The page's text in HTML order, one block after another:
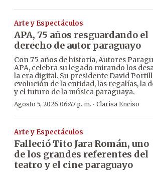
Arte y Espectáculos
APA, 75 años resguardando el
derecho de autor paraguayo
Con 75 años de historia, Autores
APA, celebra su legado mirando los
la era digital. Su presidente David
evolución de la entidad, las regalías, la
y el futuro de la música paraguaya.
Agosto 5, 2026 06:47 p. m. · Clarisa Enciso
Arte y Espectáculos
Falleció Tito Jara Román, uno
de los grandes referentes del
teatro y el cine paraguayo